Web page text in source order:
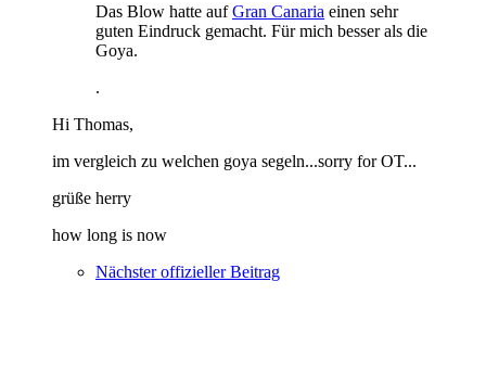
Das Blow hatte aufGran Canaria einen sehr
guten Eindruck gemacht. Für mich besser als die
Goya.
.
Hi Thomas,
im vergleich zu welchen goya segeln...sorry for OT...
grüße herry
how long is now
Nächster offizieller Beitrag